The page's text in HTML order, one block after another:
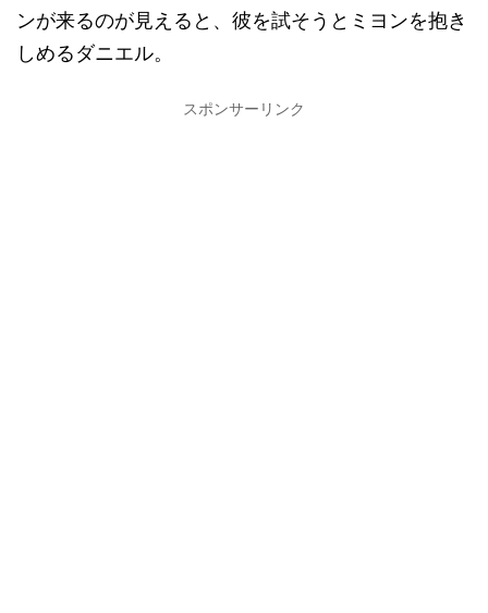
ンが来るのが見えると、彼を試そうとミヨンを抱き
しめるダニエル。
スポンサーリンク